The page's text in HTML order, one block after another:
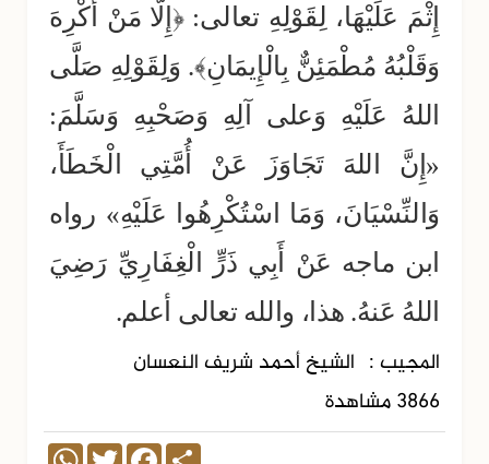
إِثْمَ عَلَيْهَا، لِقَوْلِهِ تعالى: ﴿إِلَّا مَنْ أُكْرِهَ
وَقَلْبُهُ مُطْمَئِنٌّ بِالْإِيمَانِ﴾. وَلِقَوْلِهِ صَلَّى
اللهُ عَلَيْهِ وَعلى آلِهِ وَصَحْبِهِ وَسَلَّمَ:
«إِنَّ اللهَ تَجَاوَزَ عَنْ أُمَّتِي الْخَطَأَ،
وَالنِّسْيَانَ، وَمَا اسْتُكْرِهُوا عَلَيْهِ» رواه
ابن ماجه عَنْ أَبِي ذَرٍّ الْغِفَارِيِّ رَضِيَ
اللهُ عَنهُ. هذا، والله تعالى أعلم.
المجيب : الشيخ أحمد شريف النعسان
3866 مشاهدة
Share
Facebook
Twitter
WhatsApp